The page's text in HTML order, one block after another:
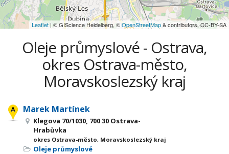
Leaflet | © GIScience Heidelberg, ©OpenStreetMap& contributors, CC-BY-SA
Oleje průmyslové - Ostrava,
okres Ostrava-město,
Moravskoslezský kraj
Marek Martínek
Klegova 70/1030, 700 30 Ostrava-
Hrabůvka
okres Ostrava-město, Moravskoslezský kraj
Oleje průmyslové